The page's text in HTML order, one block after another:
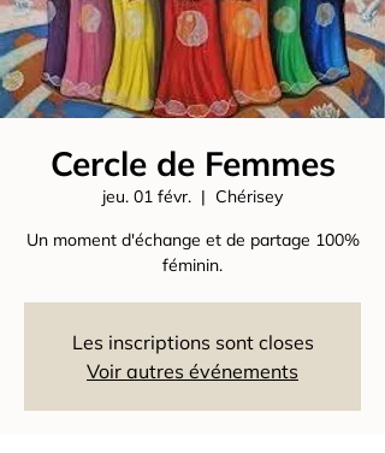
Cercle de Femmes
jeu. 01 févr.
  |
Chérisey
Un moment d'échange et de partage 100%
féminin.
Les inscriptions sont closes
Voir autres événements